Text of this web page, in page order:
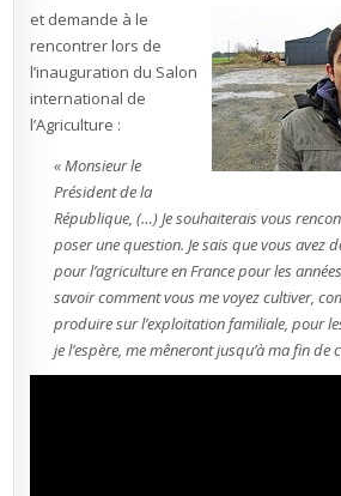
et demande à le
rencontrer lors de
l’inauguration du Salon
international de
l’Agriculture :
« Monsieur le
Président de la
République, (…) Je souhaiterais vous
poser une question. Je sais que vous avez
pour l’agriculture en France pour les
savoir comment vous me voyez cultiver,
produire sur l’exploitation familiale, pour
je l’espère, me mêneront jusqu’à ma fin de